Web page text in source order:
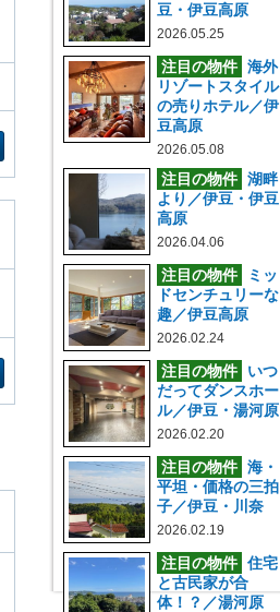
豆・伊豆高原
2026.05.25
注目の物件 海外
リゾートスタイル
の売りホテル／伊
豆高原
2026.05.08
注目の物件 湖畔
より／伊豆・伊豆
高原
2026.04.06
注目の物件
ミッ
ドセンチュリーな
趣／伊豆高原
2026.02.24
注目の物件
いつ
だってダンスホー
ル／伊豆・湯河原
2026.02.20
注目の物件 海・
平坦・価格の三拍
子／伊豆・川奈
2026.02.19
注目の物件 住宅
と古民家が合
体！？／湯河原